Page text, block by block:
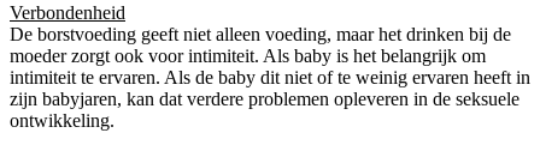
Verbondenheid
De borstvoeding geeft niet alleen voeding, maar het drinken bij de
moeder zorgt ook voor intimiteit. Als baby is het belangrijk om
intimiteit te ervaren. Als de baby dit niet of te weinig ervaren heeft in
zijn babyjaren, kan dat verdere problemen opleveren in de seksuele
ontwikkeling.